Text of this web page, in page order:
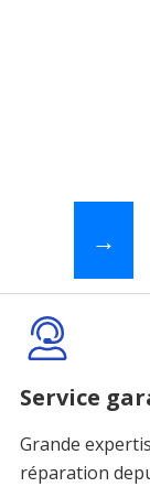
→
Service
Grande
réparation